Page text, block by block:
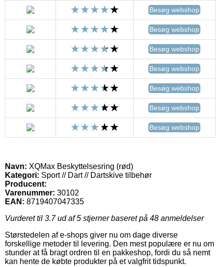
Besøg webshop
Besøg webshop
Besøg webshop
Besøg webshop
Besøg webshop
Besøg webshop
Besøg webshop
Navn: XQMax Beskyttelsesring (rød)
Kategori: Sport // Dart // Dartskive tilbehør
Producent:
Varenummer: 30102
EAN: 8719407047335
Vurderet til 3.7ud af 5 stjerner baseret på 48 anmeldelser
Størstedelen af e-shops giver nu om dage diverse
forskellige metoder til levering. Den mest populære er nu om
stunder at få bragt ordren til en pakkeshop, fordi du så nemt
kan hente de købte produkter på et valgfrit tidspunkt.